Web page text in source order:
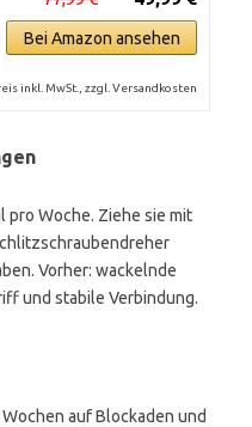
Bei Amazon ansehen
inkl. MwSt., zzgl. Versandkosten
pro Woche. Ziehe sie mit
Vorher: wackelnde
und stabile Verbindung.
auf Blockaden und